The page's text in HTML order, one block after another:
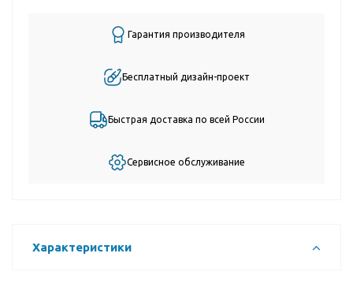
Гарантия производителя
Бесплатный дизайн-проект
Быстрая доставка по всей России
Сервисное обслуживание
Характеристики